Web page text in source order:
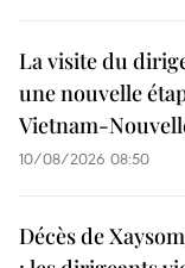
La visite du
une nouvelle
Vietnam-
10/08/2026 08:50
Décès de